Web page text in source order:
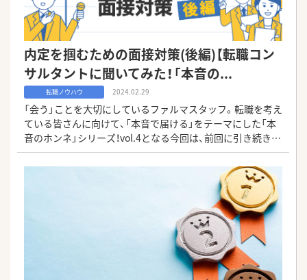
内定を掴むための面接対策(後編)【転職コン
サルタントに聞いてみた！「本音の...
転職ノウハウ 2024.02.29
「会う」ことを大切にしているファルマスタッフ。転職を考え
ている皆さんに向けて、「本音で届ける」をテーマにした「本
音のホンネ」シリーズ！vol.4となる今回は、前回に引き続き転
職コンサルタントの3名に「内定を掴むための面接対策(後
編)」について質問させて頂きました！それでは、vol.3の続き、